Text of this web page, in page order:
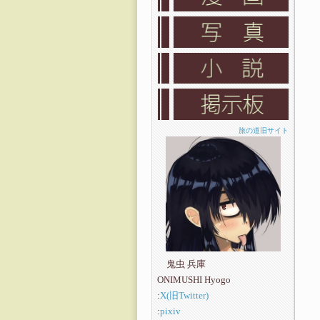
旅の道旧サイト
鬼虫 兵庫
ONIMUSHI Hyogo
:X(旧Twitter)
:pixiv